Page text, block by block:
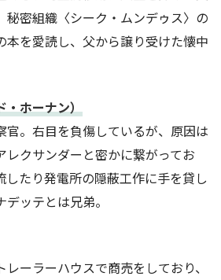
秘密組織〈シーク・ムンデゥス〉の
本を愛読し、父から譲り受けた懐中
ホーナン）
官。右目を負傷しているが、原因は
レクサンダーと密かに繋がってお
したり発電所の隠蔽工作に手を貸し
ッテとは兄弟。
ーラーハウスで商売をしており、